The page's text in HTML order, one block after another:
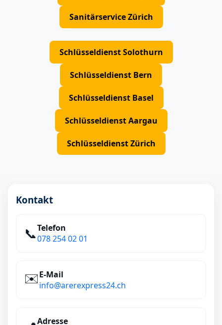
Sanitärservice Zürich
Schlüsseldienst Solothurn
Schlüsseldienst Bern
Schlüsseldienst Basel
Schlüsseldienst Aargau
Schlüsseldienst Zürich
Kontakt
📞Telefon
078 254 02 01
✉️E‑Mail
info@arerexpress24.ch
Adresse